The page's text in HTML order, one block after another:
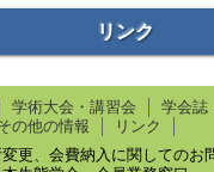
リンク
学術大会・講習会
学会誌
の他の情報
リンク
更、会費納入に関してのお